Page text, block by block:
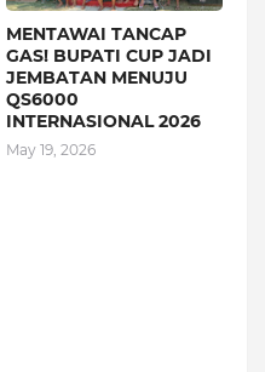
MENTAWAI TANCAP
GAS! BUPATI CUP JADI
JEMBATAN MENUJU
QS6000
INTERNASIONAL 2026
May 19, 2026